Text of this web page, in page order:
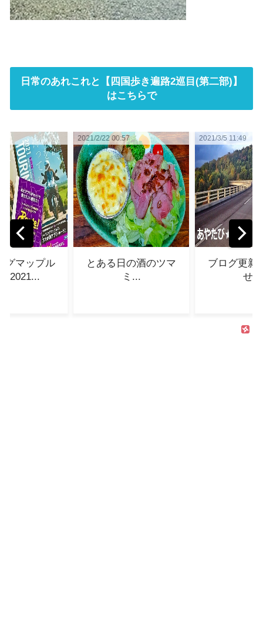
日常のあれこれと【四国歩き遍路2巡目(第二部)】
はこちらで
の酒のツマ
ミ...
2021/3/5 11:49
ブログ更新のお知ら
せ...
2021/3/11 13:35
東日本大震
迎えるに